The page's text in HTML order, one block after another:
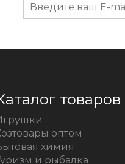
товаров
оптом
химия
и рыбалка